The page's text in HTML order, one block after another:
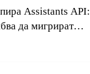
Assistants API:
да мигрират
до 26 август